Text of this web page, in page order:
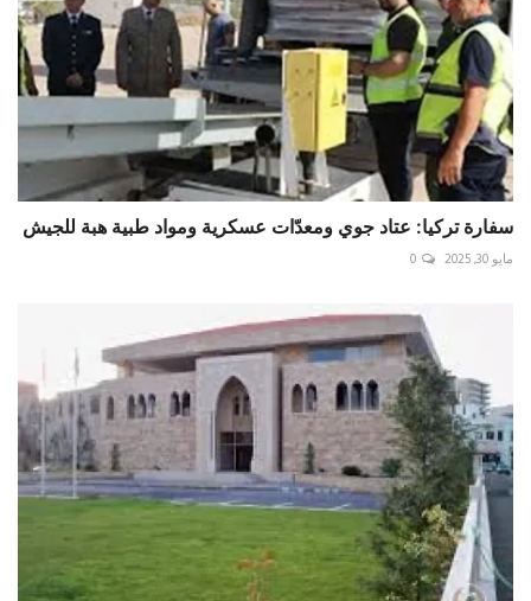
سفارة تركيا: عتاد جوي ومعدّات عسكرية ومواد طبية هبة للجيش
مايو 30, 2025 0